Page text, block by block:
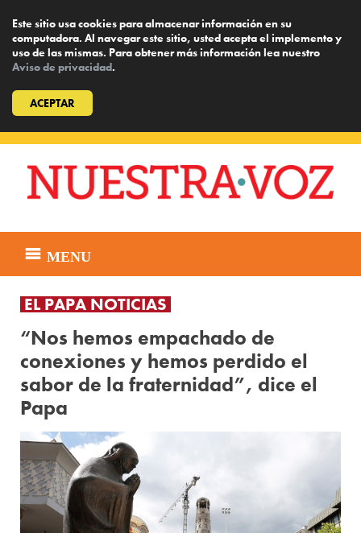
Este sitio usa cookies para almacenar información en su
computadora. Al navegar este sitio, usted acepta el implemento y
uso de las mismas. Para obtener más información lea nuestro
Aviso de privacidad.
ACEPTAR
content
MENU
EL PAPA NOTICIAS
“Nos hemos empachado de
conexiones y hemos perdido el
sabor de la fraternidad”, dice el
Papa